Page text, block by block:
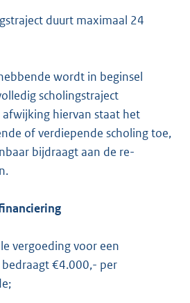
duurt maximaal 24
wordt in beginsel
scholingstraject
hiervan staat het
of verdiepende scholing toe,
bijdraagt aan de re-
vergoeding voor een
€4.000,- per